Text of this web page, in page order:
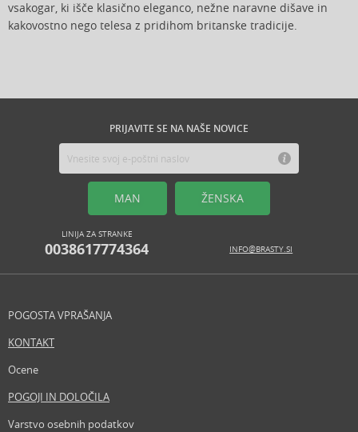
vsakogar, ki išče klasično eleganco, nežne naravne dišave in
kakovostno nego telesa z pridihom britanske tradicije.
PRIJAVITE SE NA NAŠE NOVICE
MAN ŽENSKA
LINIJA ZA STRANKE
0038617774364 INFO@BRASTY.SI
POGOSTA VPRAŠANJA
KONTAKT
Ocene
POGOJI IN DOLOČILA
Varstvo osebnih podatkov